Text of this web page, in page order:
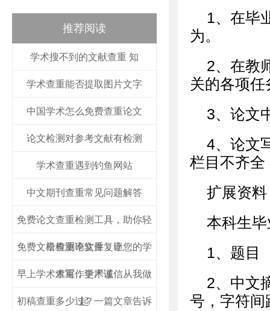
推荐阅读
学术搜不到的文献查重 知
学术查重能否提取图片文字
中国学术怎么免费查重论文
论文检测对参考文献有检测
学术查重遇到钓鱼网站
中文期刊查重常见问题解答
免费论文查重检测工具，助你轻
松检测论文重复率
免费文章查重率软件，让您的学
术写作更严谨
早上学术查重，学术诚信从我做
起
初稿查重多少过？一篇文章告诉
1、在毕
为。
2、在教
关的各项任
3、论文
4、论文
栏目不齐全
扩展资
本科生
1、题目
2、中文
号，字符间